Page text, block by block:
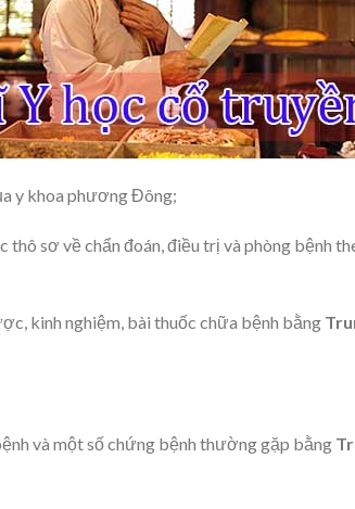
y khoa phương Đông;
sơ về chẩn đoán, điều trị và phòng bệnh
kinh nghiệm, bài thuốc chữa bệnh bằng
và một số chứng bệnh thường gặp bằng